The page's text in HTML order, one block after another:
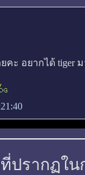
ะ อยากได้ tiger
รากฏใน